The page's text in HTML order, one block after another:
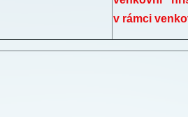
v rámci